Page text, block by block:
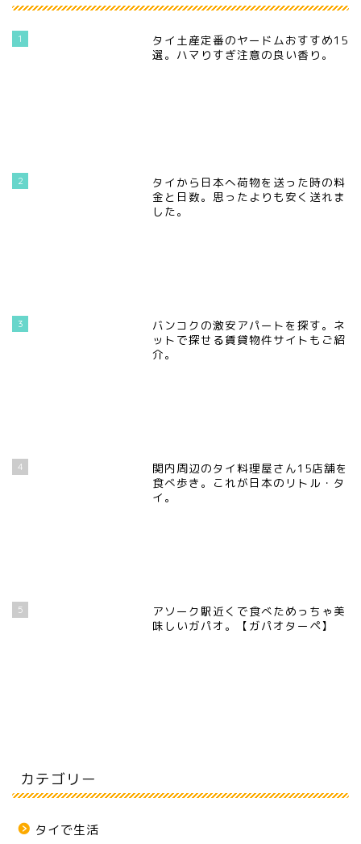
1
タイ土産定番のヤードムおすすめ15
選。ハマりすぎ注意の良い香り。
2
タイから日本へ荷物を送った時の料
金と日数。思ったよりも安く送れま
した。
3
バンコクの激安アパートを探す。ネ
ットで探せる賃貸物件サイトもご紹
介。
4
関内周辺のタイ料理屋さん15店舗を
食べ歩き。これが日本のリトル・タ
イ。
5
アソーク駅近くで食べためっちゃ美
味しいガパオ。【ガパオターペ】
カテゴリー
タイで生活